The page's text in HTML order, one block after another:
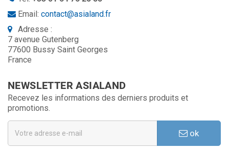
Email: contact@asialand.fr
Adresse :
7 avenue Gutenberg
77600 Bussy Saint Georges
France
NEWSLETTER ASIALAND
Recevez les informations des derniers produits et
promotions.
ok